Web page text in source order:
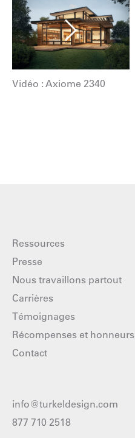
Vidéo : Axiome 2340
Ressources
Presse
Nous travaillons partout
Carrières
Témoignages
Récompenses et honneurs
Contact
info@turkeldesign.com
877 710 2518